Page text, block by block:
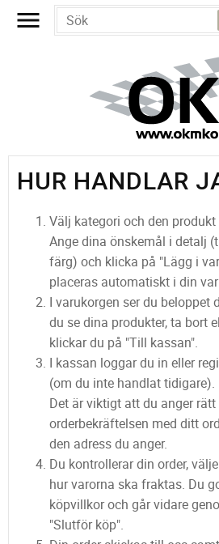
HUR HANDLAR
Välj kategori och den
Ange dina önskemål i detalj
färg) och klicka på "Lägg i
placeras automatiskt i din
I varukorgen ser du beloppet
du se dina produkter, ta bort
klickar du på "Till kassan".
I kassan loggar du in eller
(om du inte handlat tidigare).
Det är viktigt att du anger
orderbekräftelsen med ditt
den adress du anger.
Du kontrollerar din order,
hur varorna ska fraktas. Du
köpvillkor och går vidare
"Slutför köp".